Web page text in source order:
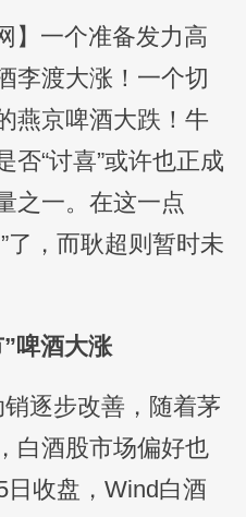
】一个准备发力高
李渡大涨！一个切
燕京啤酒大跌！牛
否“讨喜”或许也正成
之一。在这一点
了，而耿超则暂时未
啤酒大涨
逐步改善，随着茅
白酒股市场偏好也
收盘，Wind白酒